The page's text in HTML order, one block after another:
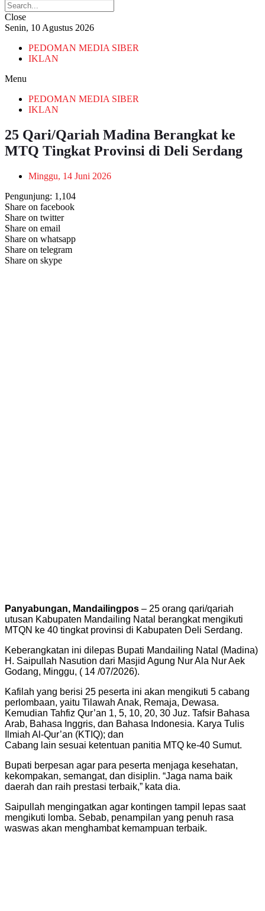
Close
Senin, 10 Agustus 2026
PEDOMAN MEDIA SIBER
IKLAN
Menu
PEDOMAN MEDIA SIBER
IKLAN
25 Qari/Qariah Madina Berangkat ke
MTQ Tingkat Provinsi di Deli Serdang
Minggu, 14 Juni 2026
Pengunjung: 1,104
Share on facebook
Share on twitter
Share on email
Share on whatsapp
Share on telegram
Share on skype
Panyabungan, Mandailingpos – 25 orang qari/qariah
utusan Kabupaten Mandailing Natal berangkat mengikuti
MTQN ke 40 tingkat provinsi di Kabupaten Deli Serdang.
Keberangkatan ini dilepas Bupati Mandailing Natal (Madina)
H. Saipullah Nasution dari Masjid Agung Nur Ala Nur Aek
Godang, Minggu, ( 14 /07/2026).
Kafilah yang berisi 25 peserta ini akan mengikuti 5 cabang
perlombaan, yaitu Tilawah Anak, Remaja, Dewasa.
Kemudian Tahfiz Qur’an 1, 5, 10, 20, 30 Juz. Tafsir Bahasa
Arab, Bahasa Inggris, dan Bahasa Indonesia. Karya Tulis
Ilmiah Al-Qur’an (KTIQ); dan
Cabang lain sesuai ketentuan panitia MTQ ke-40 Sumut.
Bupati berpesan agar para peserta menjaga kesehatan,
kekompakan, semangat, dan disiplin. “Jaga nama baik
daerah dan raih prestasi terbaik,” kata dia.
Saipullah mengingatkan agar kontingen tampil lepas saat
mengikuti lomba. Sebab, penampilan yang penuh rasa
waswas akan menghambat kemampuan terbaik.